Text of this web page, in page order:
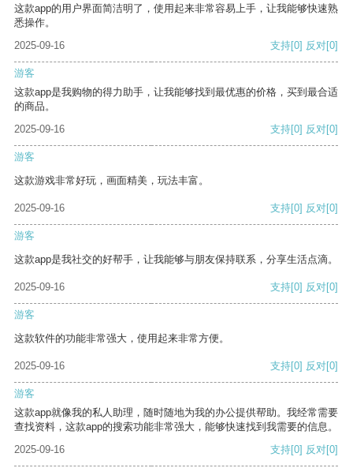
这款app的用户界面简洁明了，使用起来非常容易上手，让我能够快速熟
悉操作。
2025-09-16
支持[0] 反对[0]
游客
这款app是我购物的得力助手，让我能够找到最优惠的价格，买到最合适
的商品。
2025-09-16
支持[0] 反对[0]
游客
这款游戏非常好玩，画面精美，玩法丰富。
2025-09-16 支持[0] 反对[0]
游客
这款app是我社交的好帮手，让我能够与朋友保持联系，分享生活点滴。
2025-09-16 支持[0] 反对[0]
游客
这款软件的功能非常强大，使用起来非常方便。
2025-09-16 支持[0] 反对[0]
游客
这款app就像我的私人助理，随时随地为我的办公提供帮助。我经常需要
查找资料，这款app的搜索功能非常强大，能够快速找到我需要的信息。
2025-09-16
支持[0] 反对[0]